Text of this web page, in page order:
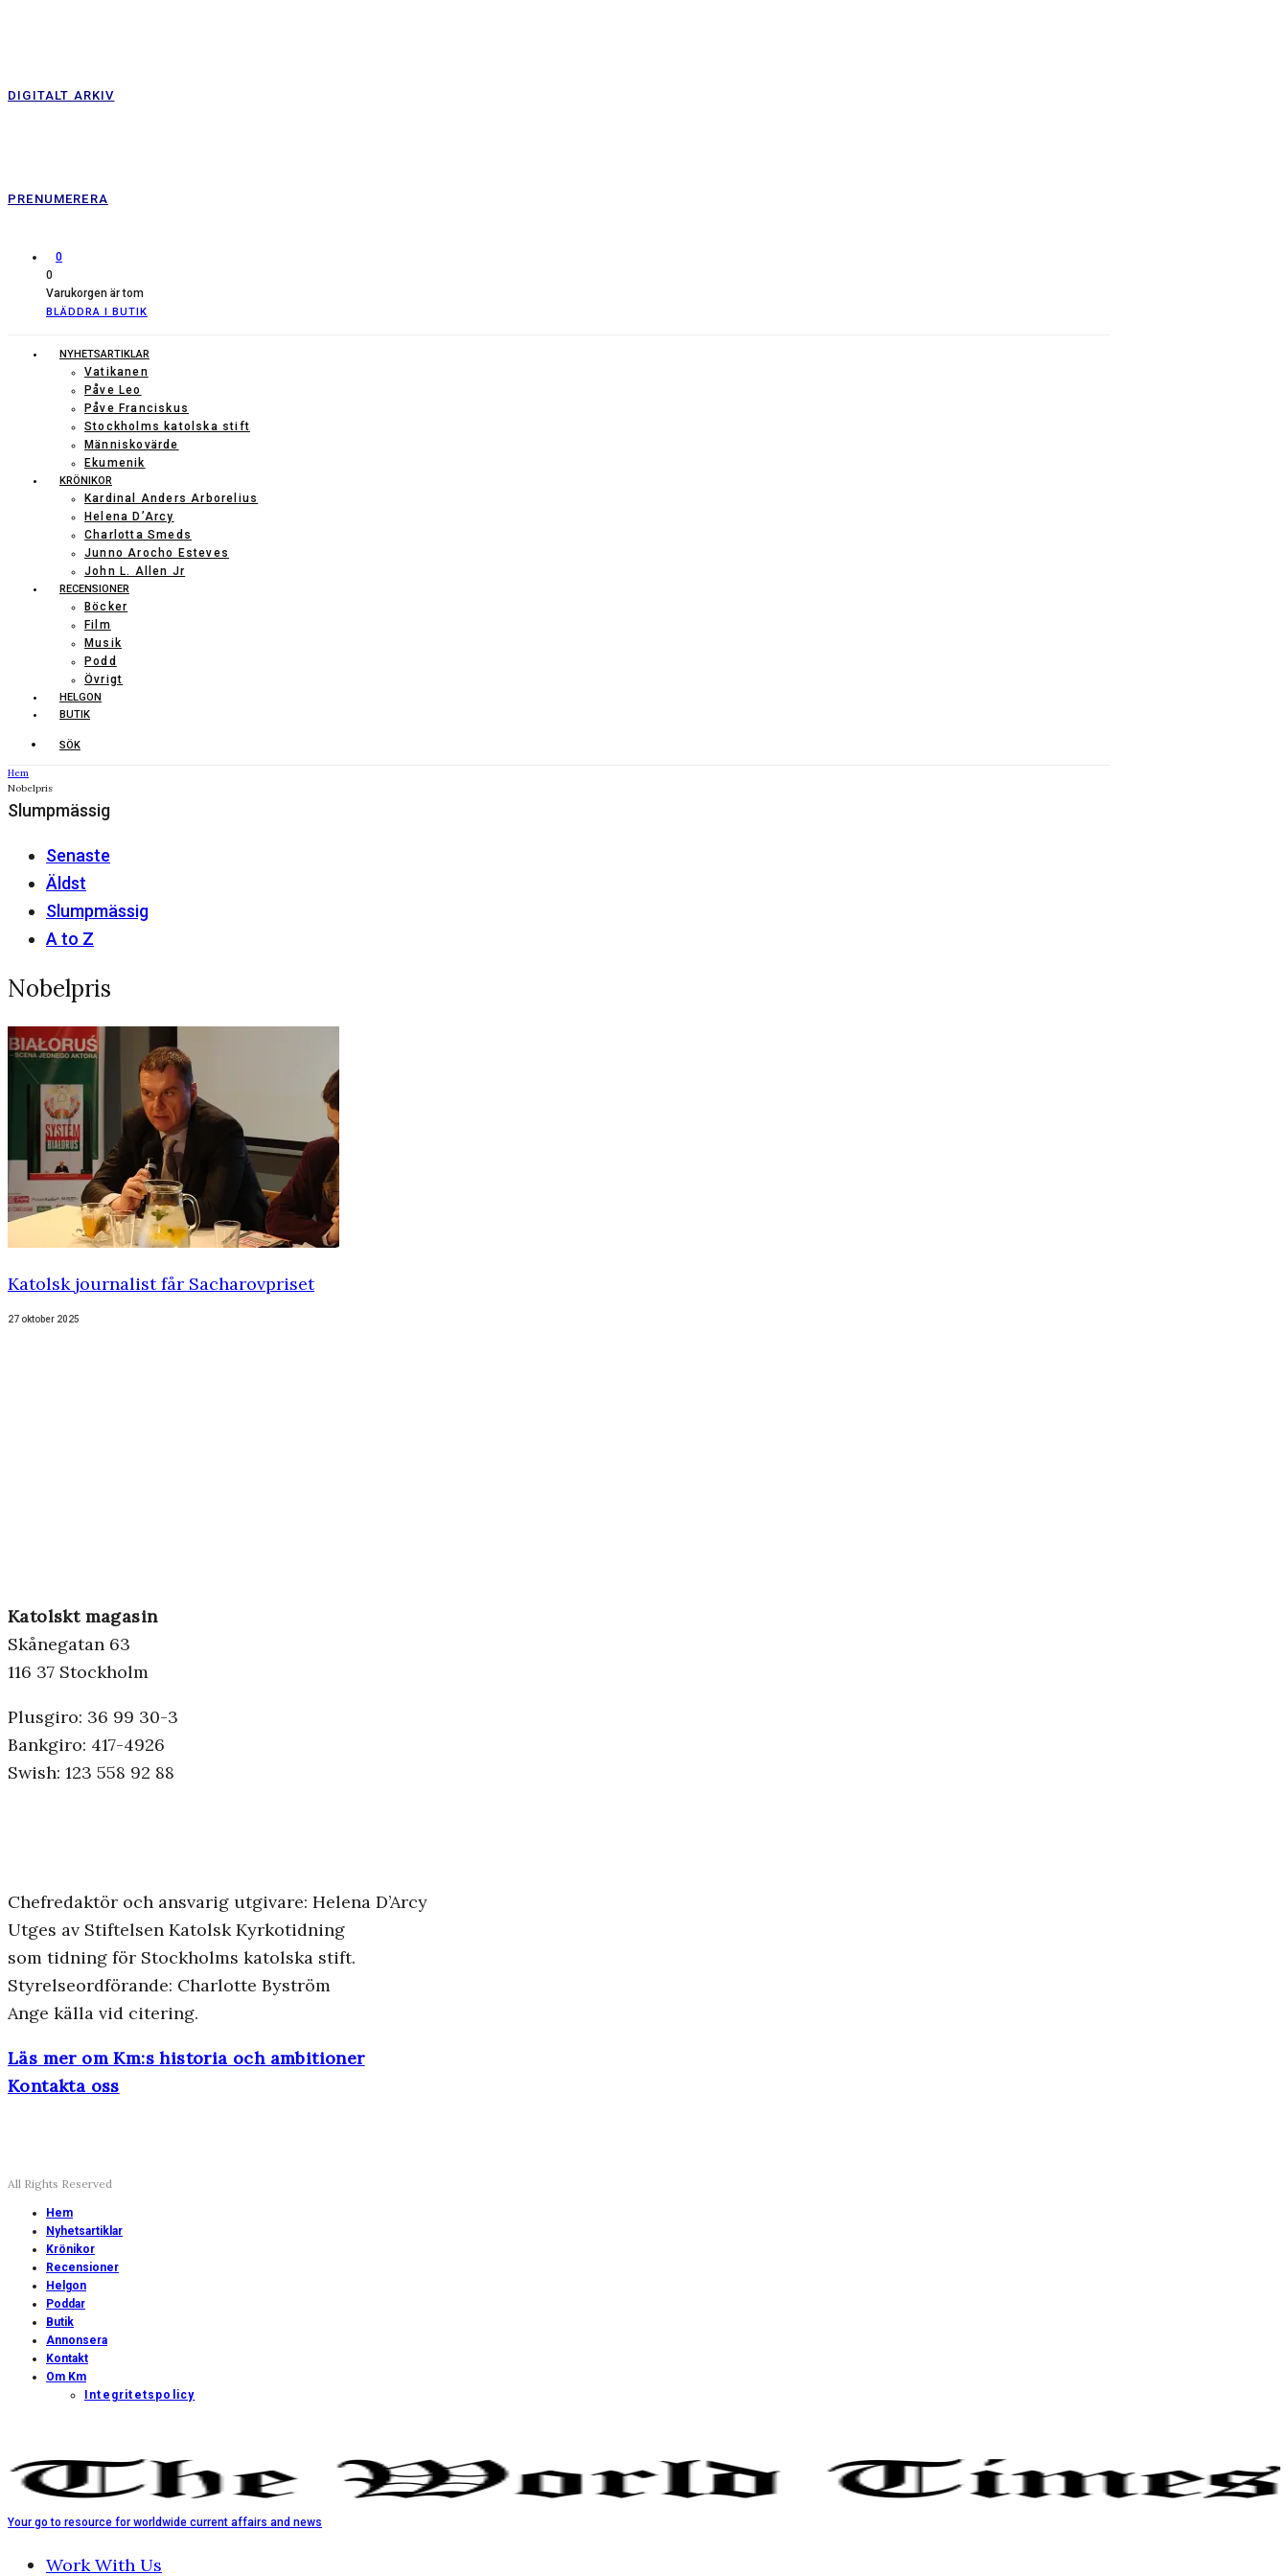
DIGITALT ARKIV
PRENUMERERA
0
0
Varukorgen är tom
BLÄDDRA I BUTIK
NYHETSARTIKLAR
Vatikanen
Påve Leo
Påve Franciskus
Stockholms katolska stift
Människovärde
Ekumenik
KRÖNIKOR
Kardinal Anders Arborelius
Helena D’Arcy
Charlotta Smeds
Junno Arocho Esteves
John L. Allen Jr
RECENSIONER
Böcker
Film
Musik
Podd
Övrigt
HELGON
BUTIK
SÖK
Hem
Nobelpris
Slumpmässig
Senaste
Äldst
Slumpmässig
A to Z
Nobelpris
Katolsk journalist får Sacharovpriset
27 oktober 2025
Katolskt magasin
Skånegatan 63
116 37 Stockholm
Plusgiro: 36 99 30-3
Bankgiro: 417-4926
Swish: 123 558 92 88
Chefredaktör och ansvarig utgivare: Helena D’Arcy
Utges av Stiftelsen Katolsk Kyrkotidning
som tidning för Stockholms katolska stift.
Styrelseordförande: Charlotte Byström
Ange källa vid citering.
Läs mer om Km:s historia och ambitioner
Kontakta oss
All Rights Reserved
Hem
Nyhetsartiklar
Krönikor
Recensioner
Helgon
Poddar
Butik
Annonsera
Kontakt
Om Km
Integritetspolicy
Your go to resource for worldwide current affairs and news
Work With Us